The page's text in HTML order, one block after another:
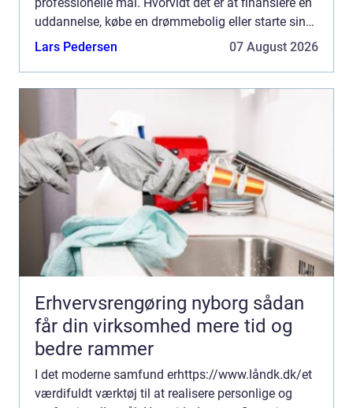
professionelle mål. Hvorvidt det er at finansiere en
uddannelse, købe en drømmebolig eller starte sin
virks...
Lars Pedersen 07 August 2026
Erhvervsrengøring nyborg sådan
får din virksomhed mere tid og
bedre rammer
I det moderne samfund erhttps://www.låndk.dk/et
værdifuldt værktøj til at realisere personlige og